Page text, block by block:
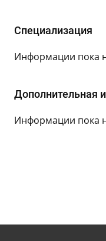
Специализация
Информации пока
Дополнительная
Информации пока